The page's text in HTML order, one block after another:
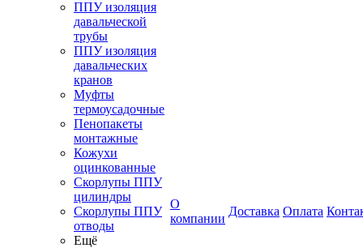
ППУ изоляция
давальческой
трубы
ППУ изоляция
давальческих
кранов
Муфты
термоусадочные
Пенопакеты
монтажные
Кожухи
оцинкованные
Скорлупы ППУ
цилиндры
Скорлупы ППУ
отводы
Ещё
О
компании
Доставка Оплата